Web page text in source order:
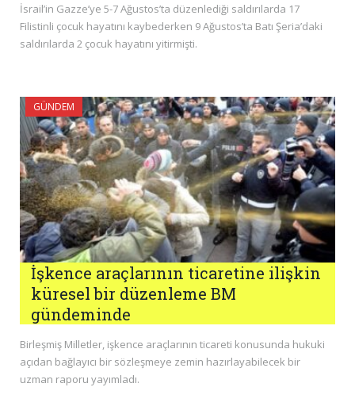
İsrail’in Gazze’ye 5-7 Ağustos’ta düzenlediği saldırılarda 17
Filistinli çocuk hayatını kaybederken 9 Ağustos’ta Batı Şeria’daki
saldırılarda 2 çocuk hayatını yitirmişti.
GÜNDEM
İşkence araçlarının ticaretine ilişkin
küresel bir düzenleme BM
gündeminde
Birleşmiş Milletler, işkence araçlarının ticareti konusunda hukuki
açıdan bağlayıcı bir sözleşmeye zemin hazırlayabilecek bir
uzman raporu yayımladı.